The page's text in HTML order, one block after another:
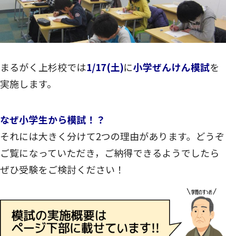
まるがく上杉校では1/17(土)に小学ぜんけん模試を
実施します。
なぜ小学生から模試！？
それには大きく分けて2つの理由があります。どうぞ
ご覧になっていただき，ご納得できるようでしたら
ぜひ受験をご検討ください！